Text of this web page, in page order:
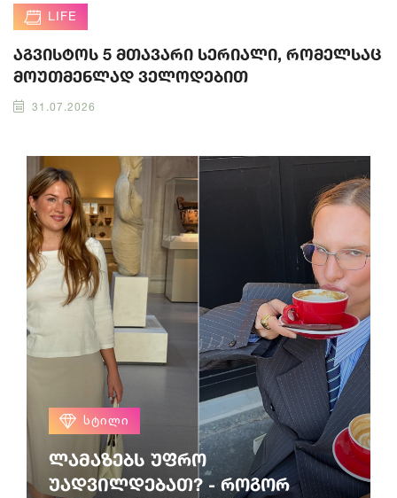
LIFE
აგვისტოს 5 მთავარი სერიალი, რომელსაც
მოუთმენლად ველოდებით
31.07.2026
ᲡᲢᲘᲚᲘ
ლამაზებს უფრო
უადვილდებათ? - როგორ